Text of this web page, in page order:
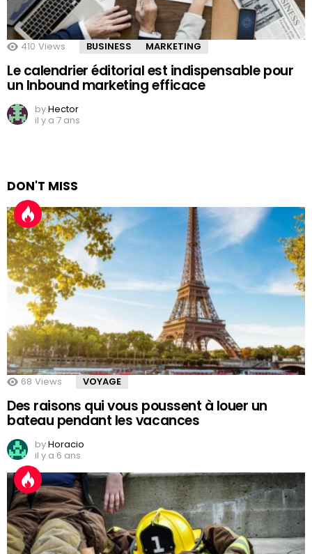
410 Views BUSINESS MARKETING
Le calendrier éditorial est indispensable pour
un Inbound marketing efficace
byHector
il y a 7 ans
DON'T MISS
68 Views VOYAGE
Des raisons qui vous poussent à louer un
bateau pendant les vacances
byHoracio
il y a 6 ans